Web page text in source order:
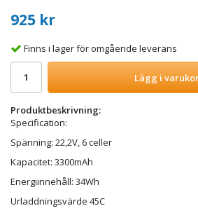
925 kr
Finns i lager för omgående leverans
Lägg i
Produktbeskrivning:
Specification:
Spänning: 22,2V, 6 celler
Kapacitet: 3300mAh
Energiinnehåll: 34Wh
Urladdningsvärde 45C